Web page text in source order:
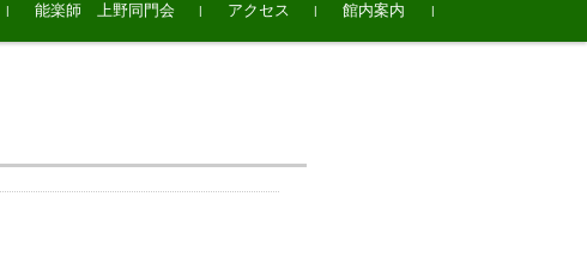
能楽師 上野同門会 アクセス 館内案内